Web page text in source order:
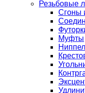
Резьбовые
Сгоны
Муфты